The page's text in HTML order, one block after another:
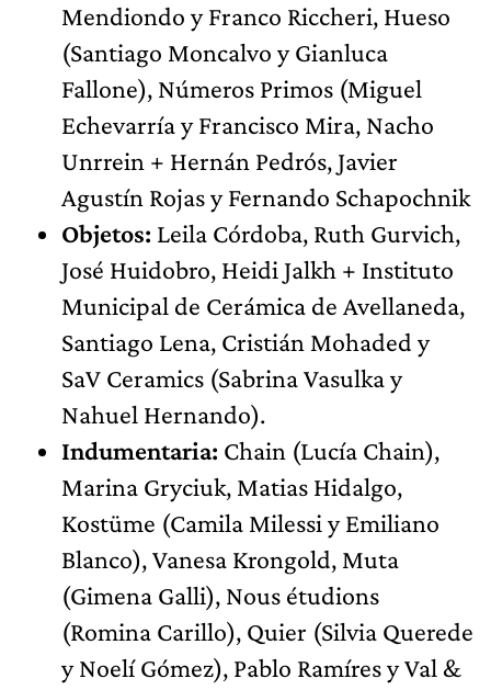
Mendiondo y Franco Riccheri, Hueso
(Santiago Moncalvo y Gianluca
Fallone), Números Primos (Miguel
Echevarría y Francisco Mira, Nacho
Unrrein + Hernán Pedrós, Javier
Agustín Rojas y Fernando Schapochnik
Objetos: Leila Córdoba, Ruth Gurvich,
José Huidobro, Heidi Jalkh + Instituto
Municipal de Cerámica de Avellaneda,
Santiago Lena, Cristián Mohaded y
SaV Ceramics (Sabrina Vasulka y
Nahuel Hernando).
Indumentaria: Chain (Lucía Chain),
Marina Gryciuk, Matias Hidalgo,
Kostüme (Camila Milessi y Emiliano
Blanco), Vanesa Krongold, Muta
(Gimena Galli), Nous étudions
(Romina Carillo), Quier (Silvia Querede
y Noelí Gómez), Pablo Ramíres y Val &